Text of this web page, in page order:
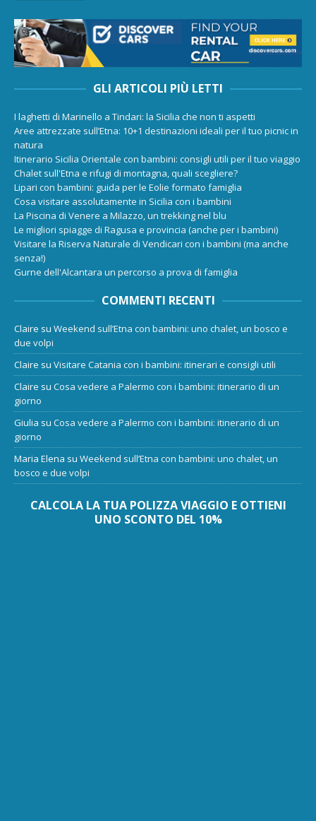
GLI ARTICOLI PIÙ LETTI
I laghetti di Marinello a Tindari: la Sicilia che non ti aspetti
Aree attrezzate sull’Etna: 10+1 destinazioni ideali per il tuo picnic in
natura
Itinerario Sicilia Orientale con bambini: consigli utili per il tuo viaggio
Chalet sull'Etna e rifugi di montagna, quali scegliere?
Lipari con bambini: guida per le Eolie formato famiglia
Cosa visitare assolutamente in Sicilia con i bambini
La Piscina di Venere a Milazzo, un trekking nel blu
Le migliori spiagge di Ragusa e provincia (anche per i bambini)
Visitare la Riserva Naturale di Vendicari con i bambini (ma anche
senza!)
Gurne dell'Alcantara un percorso a prova di famiglia
COMMENTI RECENTI
Claire su Weekend sull’Etna con bambini: uno chalet, un bosco e
due volpi
Claire su Visitare Catania con i bambini: itinerari e consigli utili
Claire su Cosa vedere a Palermo con i bambini: itinerario di un
giorno
Giulia su Cosa vedere a Palermo con i bambini: itinerario di un
giorno
Maria Elena su Weekend sull’Etna con bambini: uno chalet, un
bosco e due volpi
CALCOLA LA TUA POLIZZA VIAGGIO E OTTIENI
UNO SCONTO DEL 10%